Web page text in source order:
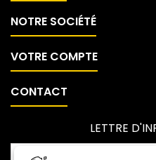
NOTRE SOCIÉTÉ
VOTRE COMPTE
CONTACT
LETTRE